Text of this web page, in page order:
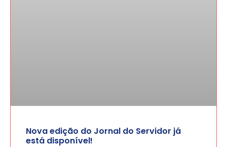
Nova edição do Jornal do Servidor já
está disponível!